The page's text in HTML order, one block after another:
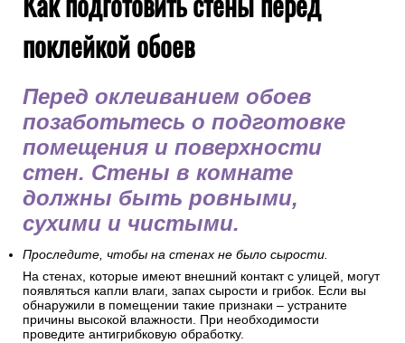
поклейкой обоев
Перед оклеиванием обоев
позаботьтесь о подготовке
помещения и поверхности
стен. Стены в комнате
должны быть ровными,
сухими и чистыми.
Проследите, чтобы на стенах не было сырости.
На стенах, которые имеют внешний контакт с улицей, могут
появляться капли влаги, запах сырости и грибок. Если вы
обнаружили в помещении такие признаки – устраните
причины высокой влажности. При необходимости
проведите антигрибковую обработку.